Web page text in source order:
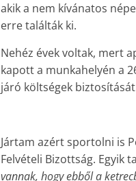
akik a nem kívánatos
erre találták ki.
Nehéz évek voltak, mert
kapott a munkahelyén a
járó költségek
Jártam azért sportolni is
Felvételi Bizottság. Egyik
vannak, hogy ebből a